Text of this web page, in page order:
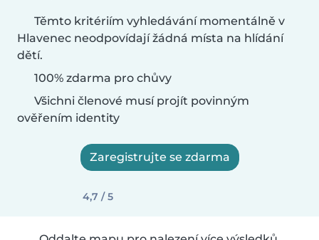
Těmto kritériím vyhledávání momentálně v
Hlavenec neodpovídají žádná místa na hlídání
dětí.
100% zdarma pro chůvy
Všichni členové musí projít povinným
ověřením identity
Zaregistrujte se zdarma
4,7 / 5